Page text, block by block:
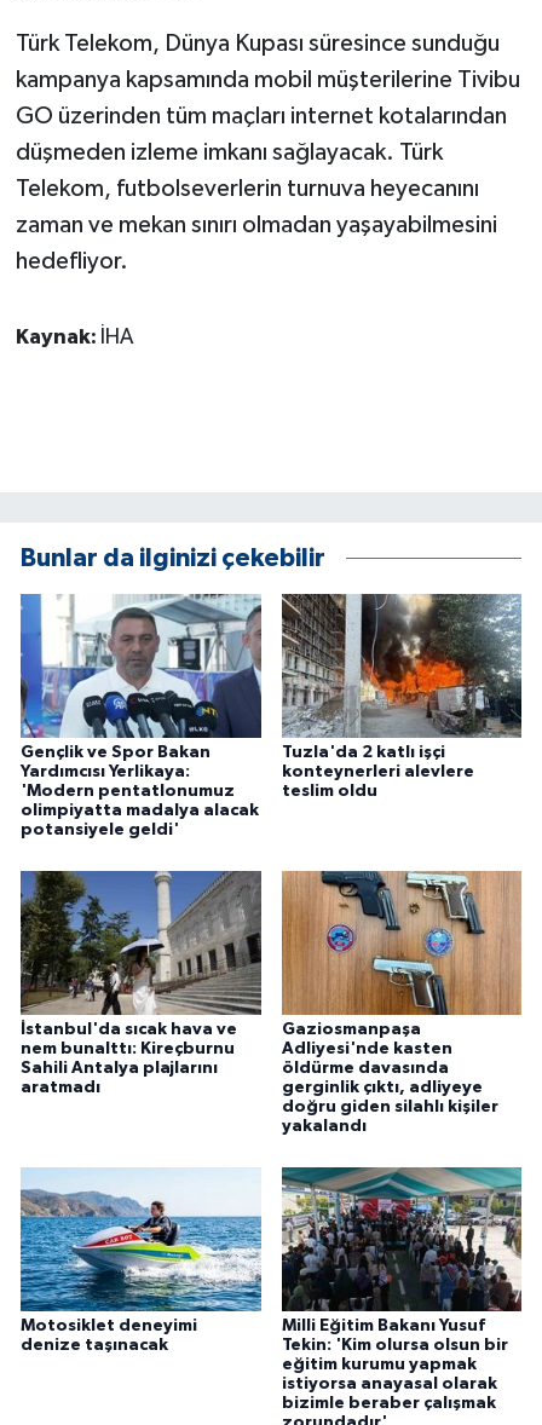
Türk Telekom, Dünya Kupası süresince sunduğu
kampanya kapsamında mobil müşterilerine Tivibu
GO üzerinden tüm maçları internet kotalarından
düşmeden izleme imkanı sağlayacak. Türk
Telekom, futbolseverlerin turnuva heyecanını
zaman ve mekan sınırı olmadan yaşayabilmesini
hedefliyor.
Kaynak: İHA
Bunlar da ilginizi çekebilir
Gençlik ve Spor Bakan
Yardımcısı Yerlikaya:
'Modern pentatlonumuz
olimpiyatta madalya alacak
potansiyele geldi'
Tuzla'da 2 katlı işçi
konteynerleri alevlere
teslim oldu
İstanbul'da sıcak hava ve
nem bunalttı: Kireçburnu
Sahili Antalya plajlarını
aratmadı
Gaziosmanpaşa
Adliyesi'nde kasten
öldürme davasında
gerginlik çıktı, adliyeye
doğru giden silahlı kişiler
yakalandı
Motosiklet deneyimi
denize taşınacak
Milli Eğitim Bakanı Yusuf
Tekin: 'Kim olursa olsun bir
eğitim kurumu yapmak
istiyorsa anayasal olarak
bizimle beraber çalışmak